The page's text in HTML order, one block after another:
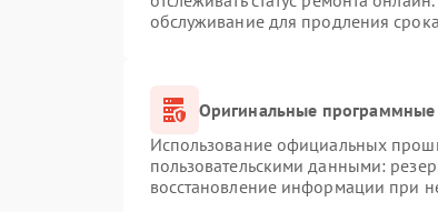
обслуживание для продления
Оригинальные
Использование официальных
пользовательскими данными:
восстановление информации при